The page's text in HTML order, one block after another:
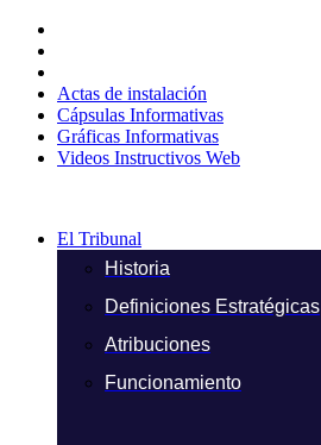
contenido
Actas de instalación
Cápsulas Informativas
Gráficas Informativas
Videos Instructivos Web
El Tribunal
Historia
Definiciones Estratégicas
Atribuciones
Funcionamiento